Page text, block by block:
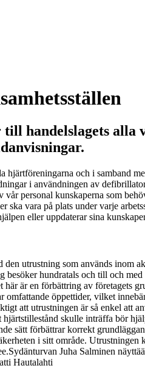
handelslagets
och i samband
i användningen av
personal kunskaperna som
ska vara på plats under varje
eller uppdaterar sina
utrustning som används inom
besöker hundratals och till och
är en förbättring av företagets
omfattande öppettider, vilket
att utrustningen är så enkel att
hjärtstillestånd skulle inträffa bör
sätt förbättrar korrekt
i sitt område.
Sydänturvan Juha Salminen
Hautalahti